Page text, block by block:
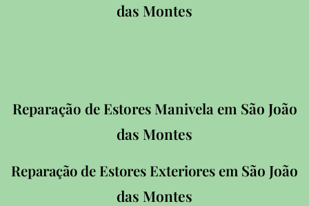
das Montes
Reparação de Estores Manivela em São João
das Montes
Reparação de Estores Exteriores em São João
das Montes